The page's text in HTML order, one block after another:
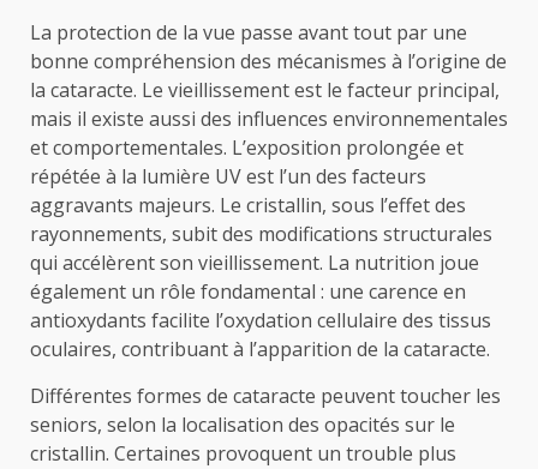
La protection de la vue passe avant tout par une
bonne compréhension des mécanismes à l’origine de
la cataracte. Le vieillissement est le facteur principal,
mais il existe aussi des influences environnementales
et comportementales. L’exposition prolongée et
répétée à la lumière UV est l’un des facteurs
aggravants majeurs. Le cristallin, sous l’effet des
rayonnements, subit des modifications structurales
qui accélèrent son vieillissement. La nutrition joue
également un rôle fondamental : une carence en
antioxydants facilite l’oxydation cellulaire des tissus
oculaires, contribuant à l’apparition de la cataracte.
Différentes formes de cataracte peuvent toucher les
seniors, selon la localisation des opacités sur le
cristallin. Certaines provoquent un trouble plus